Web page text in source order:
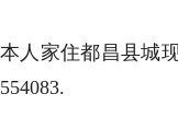
本人家住都昌县城
554083.